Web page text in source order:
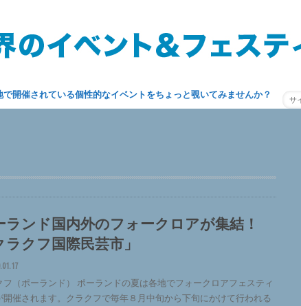
で開催されている個性的なイベントをちょっと覗いてみませんか？
ランド国内外のフォークロアが集結！
ラクフ国際民芸市」
フ（ポーランド） ポーランドの夏は各地でフォークロアフェスティ
開催されます。クラクフで毎年８月中旬から下旬にかけて行われる